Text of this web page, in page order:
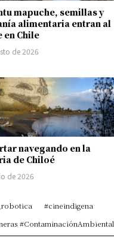
mapuche, semillas y
alimentaria entran al
en Chile
de 2026
navegando en la
de Chiloé
de 2026
#cineindigena
#ContaminaciónAmbiental